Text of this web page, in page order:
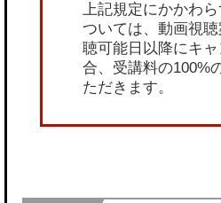
上記規定にかかわ
ついては、動画視
聴可能日以降にキ
合、受講料の100%
ただきます。